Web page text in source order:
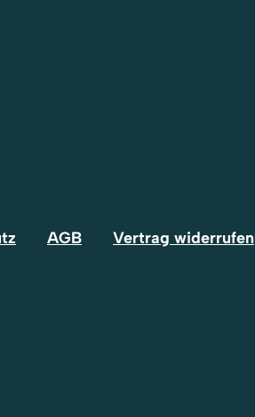
AGB Vertrag widerrufen